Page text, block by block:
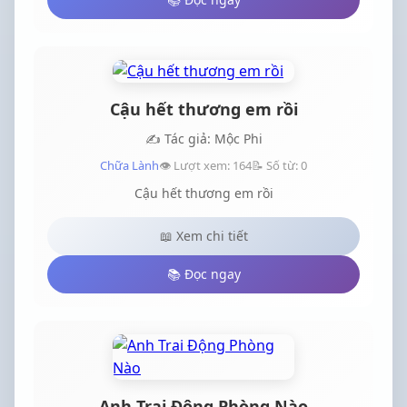
Cậu hết thương em rồi
✍️ Tác giả: Mộc Phi
Chữa Lành👁️ Lượt xem: 164📝 Số từ: 0
Cậu hết thương em rồi
📖 Xem chi tiết
📚 Đọc ngay